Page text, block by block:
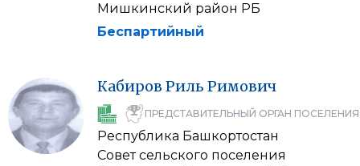
Мишкинский район РБ
Беспартийный
Кабиров Риль Римович
ПРЕДСТАВИТЕЛЬНЫЙ ОРГАН ПОСЕЛЕНИЯ
Республика Башкортостан
Совет сельского поселения